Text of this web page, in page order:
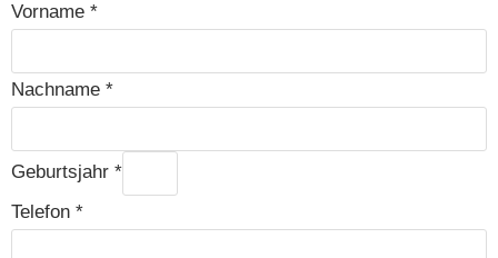
Vor­na­me *
Nach­na­me *
Geburts­jahr *
Tele­fon *